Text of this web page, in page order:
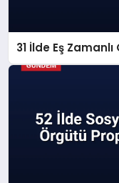
31 İlde Eş